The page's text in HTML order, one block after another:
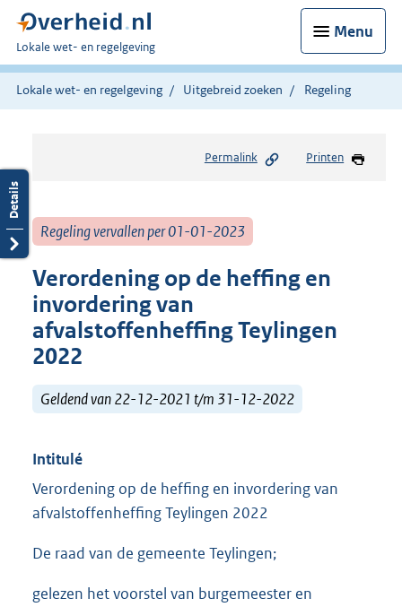
Menu
U
bent
hier:
Lokale wet- en regelgeving
Lokale wet- en regelgeving Uitgebreid zoeken Regeling
Permalink Printen
Regeling vervallen per 01-01-2023
Verordening op de heffing en
invordering van
afvalstoffenheffing Teylingen
2022
Geldend van 22-12-2021 t/m 31-12-2022
Intitulé
Verordening op de heffing en invordering van
afvalstoffenheffing Teylingen 2022
De raad van de gemeente Teylingen;
gelezen het voorstel van burgemeester en